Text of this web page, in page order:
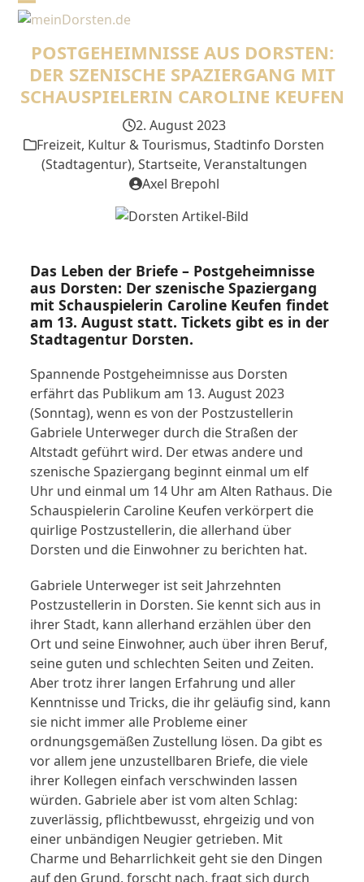
Skip
content
Open
mobile
menu
Close
mobile
menu
POSTGEHEIMNISSE AUS DORSTEN:
DER SZENISCHE SPAZIERGANG MIT
SCHAUSPIELERIN CAROLINE KEUFEN
2. August 2023
Freizeit, Kultur & Tourismus, Stadtinfo Dorsten
(Stadtagentur), Startseite, Veranstaltungen
Axel Brepohl
Das Leben der Briefe – Postgeheimnisse
aus Dorsten: Der szenische Spaziergang
mit Schauspielerin Caroline Keufen findet
am 13. August statt. Tickets gibt es in der
Stadtagentur Dorsten.
Spannende Postgeheimnisse aus Dorsten
erfährt das Publikum am 13. August 2023
(Sonntag), wenn es von der Postzustellerin
Gabriele Unterweger durch die Straßen der
Altstadt geführt wird. Der etwas andere und
szenische Spaziergang beginnt einmal um elf
Uhr und einmal um 14 Uhr am Alten Rathaus. Die
Schauspielerin Caroline Keufen verkörpert die
quirlige Postzustellerin, die allerhand über
Dorsten und die Einwohner zu berichten hat.
Gabriele Unterweger ist seit Jahrzehnten
Postzustellerin in Dorsten. Sie kennt sich aus in
ihrer Stadt, kann allerhand erzählen über den
Ort und seine Einwohner, auch über ihren Beruf,
seine guten und schlechten Seiten und Zeiten.
Aber trotz ihrer langen Erfahrung und aller
Kenntnisse und Tricks, die ihr geläufig sind, kann
sie nicht immer alle Probleme einer
ordnungsgemäßen Zustellung lösen. Da gibt es
vor allem jene unzustellbaren Briefe, die viele
ihrer Kollegen einfach verschwinden lassen
würden. Gabriele aber ist vom alten Schlag:
zuverlässig, pflichtbewusst, ehrgeizig und von
einer unbändigen Neugier getrieben. Mit
Charme und Beharrlichkeit geht sie den Dingen
auf den Grund, forscht nach, fragt sich durch